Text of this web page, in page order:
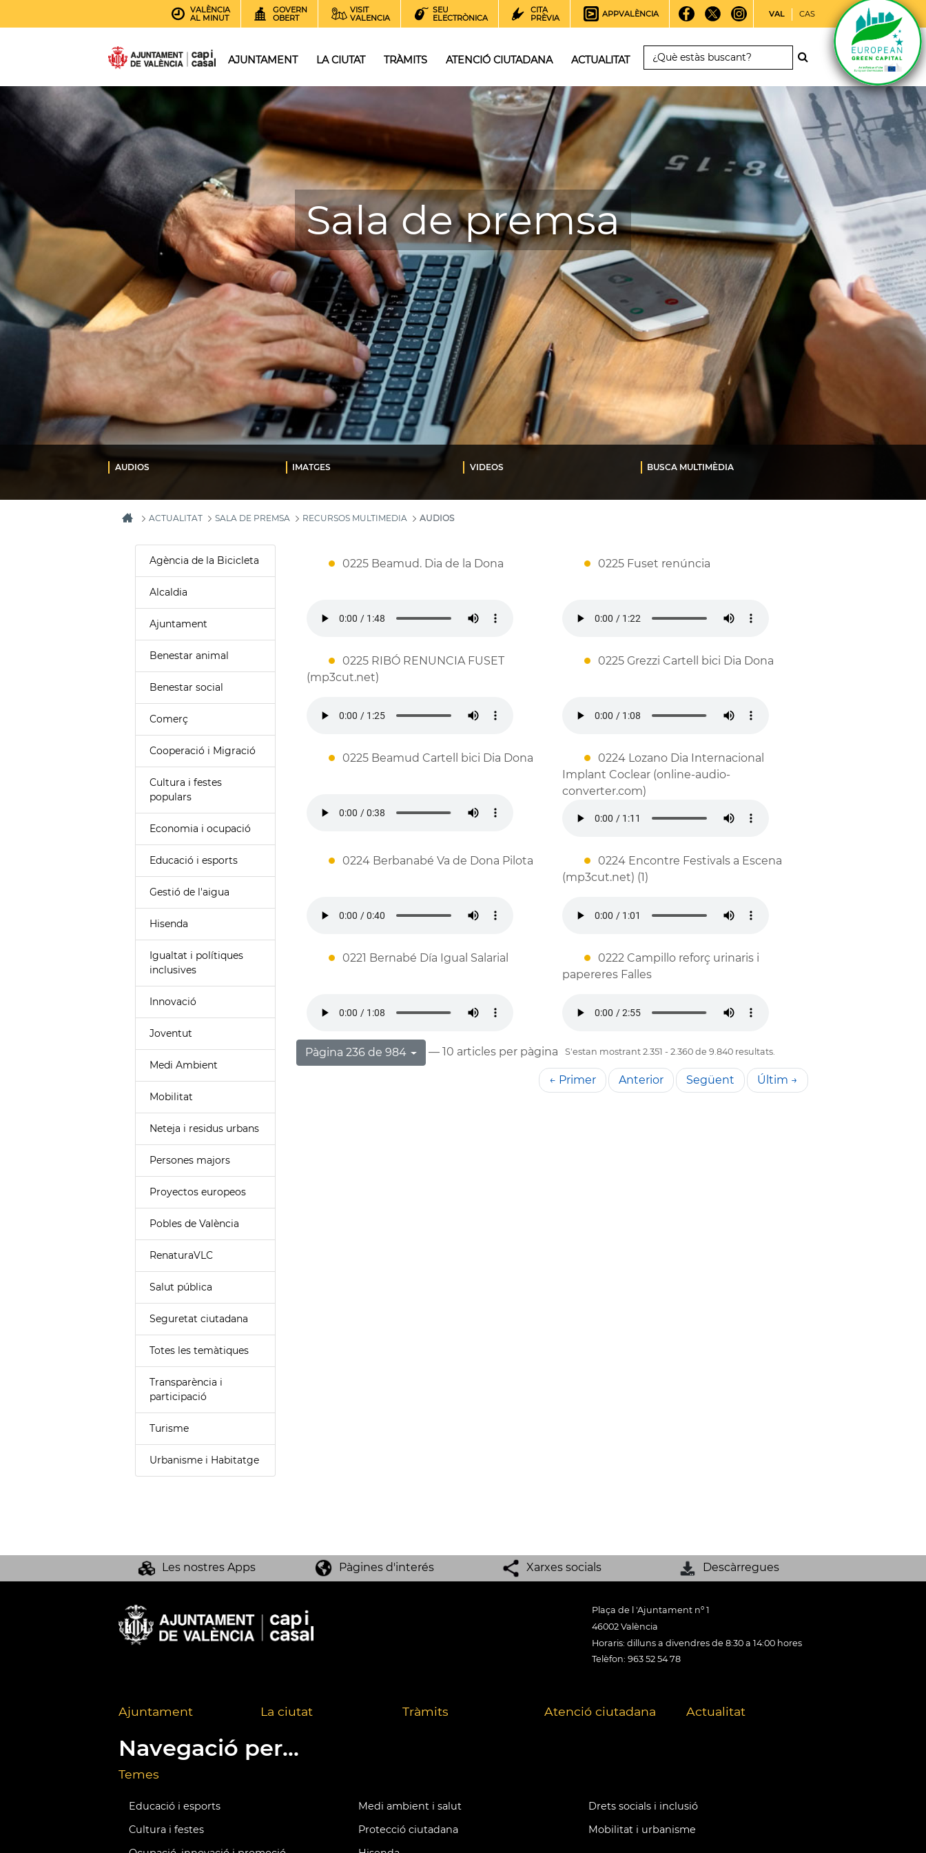
VALÈNCIA
AL MINUT
GOVERN
OBERT
VISIT
VALENCIA
SEU
ELECTRÒNICA
CITA
PRÈVIA
APPVALÈNCIA VAL CAS
AJUNTAMENT LA CIUTAT TRÀMITS ATENCIÓ CIUTADANA ACTUALITAT
Sala de premsa
AUDIOS IMATGES VIDEOS BUSCA MULTIMÈDIA
ACTUALITAT SALA DE PREMSA RECURSOS MULTIMEDIA AUDIOS
Agència de la Bicicleta
Alcaldia
Ajuntament
Benestar animal
Benestar social
Comerç
Cooperació i Migració
Cultura i festes
populars
Economia i ocupació
Educació i esports
Gestió de l'aigua
Hisenda
Igualtat i polítiques
inclusives
Innovació
Joventut
Medi Ambient
Mobilitat
Neteja i residus urbans
Persones majors
Proyectos europeos
Pobles de València
RenaturaVLC
Salut pública
Seguretat ciutadana
Totes les temàtiques
Transparència i
participació
Turisme
Urbanisme i Habitatge
0225 Beamud. Dia de la Dona 0225 Fuset renúncia
0225 RIBÓ RENUNCIA FUSET
(mp3cut.net)
0225 Grezzi Cartell bici Dia Dona
0225 Beamud Cartell bici Dia Dona
0224 Lozano Dia Internacional
Implant Coclear (online-audio-
converter.com)
0224 Berbanabé Va de Dona Pilota
0224 Encontre Festivals a Escena
(mp3cut.net) (1)
0221 Bernabé Día Igual Salarial
0222 Campillo reforç urinaris i
papereres Falles
Pàgina 236 de 984 — 10 articles per pàgina S'estan mostrant 2.351 - 2.360 de 9.840 resultats.
← Primer Anterior Següent Últim →
Les nostres Apps Pàgines d'interés Xarxes socials Descàrregues
Plaça de l 'Ajuntament nº 1
46002 València
Horaris: dilluns a divendres de 8:30 a 14:00 hores
Telèfon: 963 52 54 78
Ajuntament La ciutat Tràmits Atenció ciutadana Actualitat
Navegació per...
Temes
Educació i esports Medi ambient i salut
Drets socials i inclusió
Cultura i festes
Protecció ciutadana
Mobilitat i urbanisme